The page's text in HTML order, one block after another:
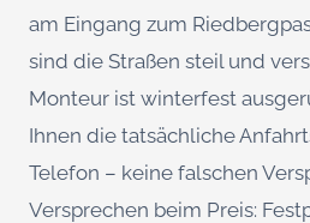
am Eingang zum
sind die Straßen steil und
Monteur ist winterfest
Ihnen die tatsächliche
Telefon – keine falschen
Versprechen beim Preis: